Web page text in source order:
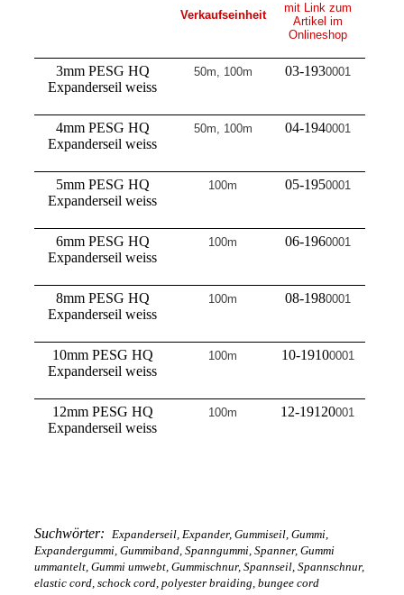
Verkaufseinheit
mit Link zum
Artikel im
Onlineshop
3mm PESG HQ
Expanderseil weiss
50m, 100m 03-1930001
4mm PESG HQ
Expanderseil weiss
50m, 100m 04-1940001
5mm PESG HQ
Expanderseil weiss
100m 05-1950001
6mm PESG HQ
Expanderseil weiss
100m 06-1960001
8mm PESG HQ
Expanderseil weiss
100m 08-1980001
10mm PESG HQ
Expanderseil weiss
100m 10-19100001
12mm PESG HQ
Expanderseil weiss
100m 12-19120001
Suchwörter: Expanderseil, Expander, Gummiseil, Gummi,
Expandergummi, Gummiband, Spanngummi, Spanner, Gummi
ummantelt, Gummi umwebt, Gummischnur, Spannseil, Spannschnur,
elastic cord, schock cord, polyester braiding, bungee cord